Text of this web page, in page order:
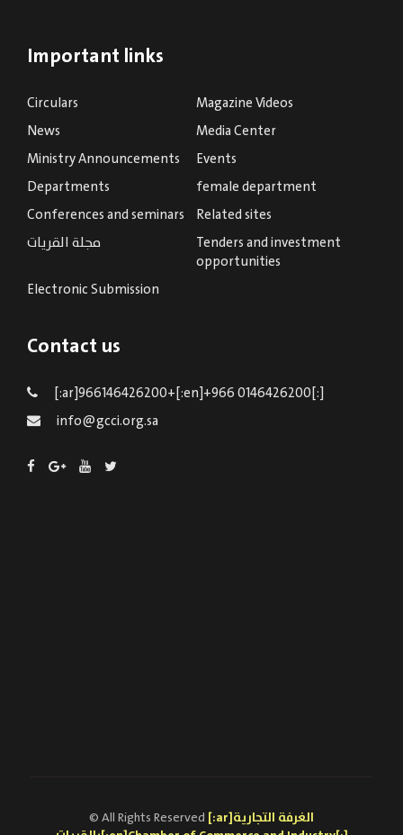
Important links
Circulars
Magazine Videos
News
Media Center
Ministry Announcements
Events
Departments
female department
Conferences and seminars
Related sites
مجلة القريات
Tenders and investment
opportunities
Electronic Submission
Contact us
[:ar]966146426200+[:en]+966 0146426200[:]
info@gcci.org.sa
© All Rights Reserved [:ar]الغرفة التجارية